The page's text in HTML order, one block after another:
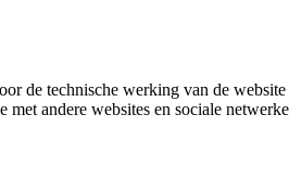
de technische werking van de
andere websites en sociale